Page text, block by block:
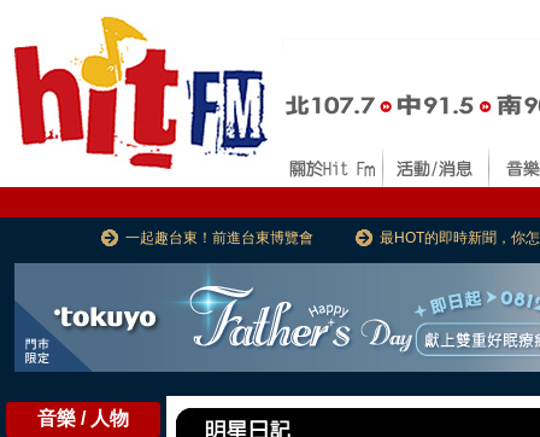
一起趣台東！前進台東博覽會 最HOT的即時新聞，你
音樂 / 人物